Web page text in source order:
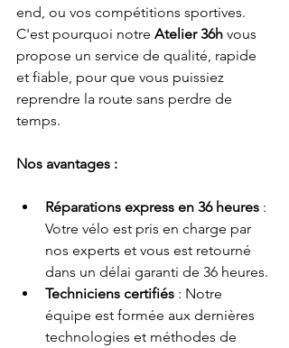
end, ou vos compétitions sportives.
C'est pourquoi notre Atelier 36h vous
propose un service de qualité, rapide
et fiable, pour que vous puissiez
reprendre la route sans perdre de
temps.
Nos avantages :
Réparations express en 36 heures :
Votre vélo est pris en charge par
nos experts et vous est retourné
dans un délai garanti de 36 heures.
Techniciens certifiés : Notre
équipe est formée aux dernières
technologies et méthodes de